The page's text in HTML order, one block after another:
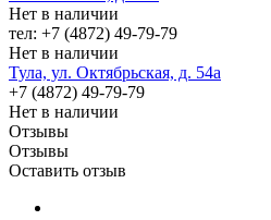
Нет в наличии
тел: +7 (4872) 49-79-79
Нет в наличии
Тула, ул. Октябрьская, д. 54а
+7 (4872) 49-79-79
Нет в наличии
Отзывы
Отзывы
Оставить отзыв